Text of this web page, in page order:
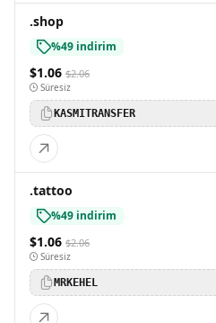
.shop
%49 indirim
$1.06 $2.06
Süresiz
KASMITRANSFER
.tattoo
%49 indirim
$1.06 $2.06
Süresiz
MRKEHEL